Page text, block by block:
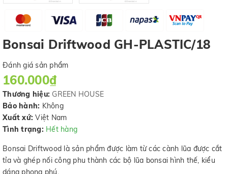
Bonsai Driftwood GH-PLASTIC/18
Đánh giá sản phẩm
160.000₫
Thương hiệu: GREEN HOUSE
Bảo hành: Không
Xuất xứ: Việt Nam
Tình trạng: Hết hàng
Bonsai Driftwood là sản phẩm được làm từ các cành lũa được cắt
tỉa và ghép nối công phu thành các bộ lũa bonsai hình thế, kiểu